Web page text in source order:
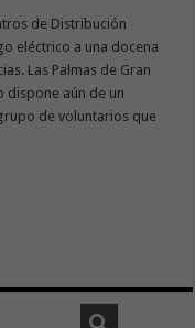
de Distribución
eléctrico a una docena
Las Palmas de Gran
dispone aún de un
de voluntarios que